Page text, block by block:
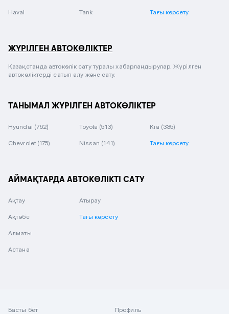
Haval Tank Тағы көрсету
ЖҮРІЛГЕН АВТОКӨЛІКТЕР
Қазақстанда автокөлік сату туралы хабарландырулар. Жүрілген
автокөліктерді сатып алу және сату.
ТАНЫМАЛ ЖҮРІЛГЕН АВТОКӨЛІКТЕР
Hyundai (762) Toyota (513) Kia (335)
Chevrolet (175) Nissan (141) Тағы көрсету
АЙМАҚТАРДА АВТОКӨЛІКТІ САТУ
Ақтау
Ақтөбе
Алматы
Астана
Атырау
Тағы көрсету
Басты бет
Профиль